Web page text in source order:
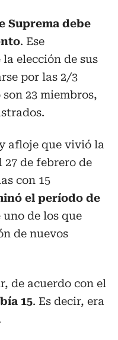
Suprema debe
. Ese
elección de sus
por las 2/3
23 miembros,
afloje que vivió la
27 de febrero de
con 15
el período de
de los que
de nuevos
de acuerdo con el
15. Es decir, era